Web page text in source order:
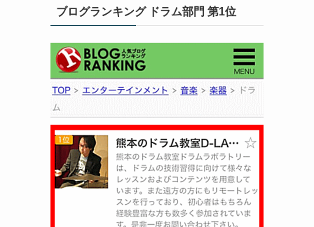
ブログランキング ドラム部門 第1位